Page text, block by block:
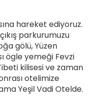
hareket ediyoruz.
parkurumuzu
gölü, Yüzen
ögle yemeği Fevzi
kilisesi ve zaman
otelimize
Yeşil Vadi Otelde.